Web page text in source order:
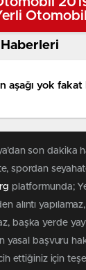
Haberleri
aşağı yok
son dakika
spordan
platformunda;
alıntı
başka yerde
yasal başvuru
ettiğiniz için